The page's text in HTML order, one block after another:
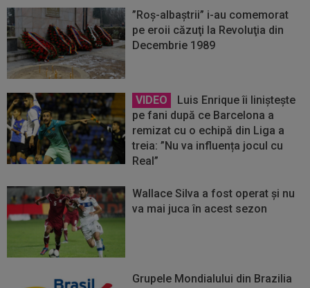
”Roș-albaștrii” i-au comemorat
pe eroii căzuţi la Revoluţia din
Decembrie 1989
VIDEO
Luis Enrique îi liniștește
pe fani după ce Barcelona a
remizat cu o echipă din Liga a
treia: ”Nu va influența jocul cu
Real”
Wallace Silva a fost operat și nu
va mai juca în acest sezon
Grupele Mondialului din Brazilia